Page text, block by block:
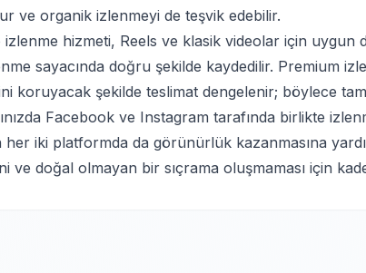
ve organik izlenmeyi de teşvik edebilir.
hizmeti, Reels ve klasik videolar için uygun
sayacında doğru şekilde kaydedilir. Premium
koruyacak şekilde teslimat dengelenir; böylece
Facebook ve Instagram tarafında birlikte
iki platformda da görünürlük kazanmasına
ve doğal olmayan bir sıçrama oluşmaması için